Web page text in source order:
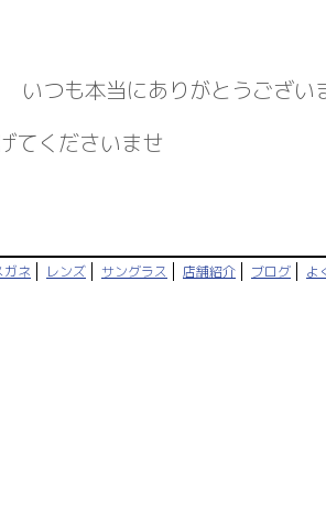
いつも本当にありがとうござ
てくださいませ
ガネ レンズ サングラス 店舗紹介 ブログ よ